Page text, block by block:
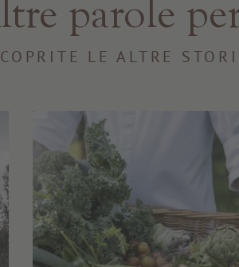
parole
LE ALTRE